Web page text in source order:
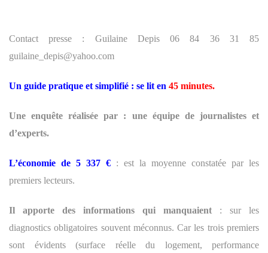
Contact presse : Guilaine Depis 06 84 36 31 85
guilaine_depis@yahoo.com
Un guide pratique et simplifié : se lit en 45 minutes.
Une enquête réalisée par : une équipe de journalistes et
d’experts.
L’économie de 5 337 € : est la moyenne constatée par les
premiers lecteurs.
Il apporte des informations qui manquaient : sur les
diagnostics obligatoires souvent méconnus. Car les trois premiers
sont évidents (surface réelle du logement, performance